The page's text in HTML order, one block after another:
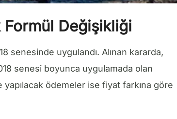
Değişikliği
senesinde uygulandı. Alınan kararda,
senesi boyunca uygulamada olan
ödemeler ise fiyat farkına göre